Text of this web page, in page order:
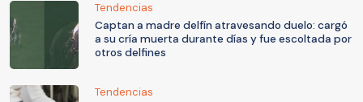
Tendencias
Captan a madre delfín atravesando duelo: cargó
a su cría muerta durante días y fue escoltada por
otros delfines
Tendencias